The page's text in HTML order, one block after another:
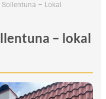
– Lokal
– lokal